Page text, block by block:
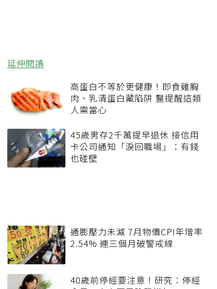
延伸閱讀
高蛋白不等於更健康！即食雞胸
肉、乳清蛋白藏陷阱 醫提醒這類
人需當心
45歲男存2千萬提早退休 接信用
卡公司通知「淚回職場」：有錢
也碰壁
通膨壓力未減 7月物價CPI年增率
2.54% 連三個月破警戒線
40歲前停經要注意！研究：停經